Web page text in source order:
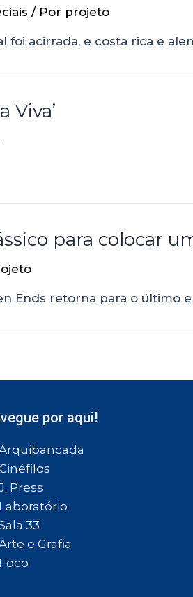
/ Por projeto
acirrada, e costa rica e
Viva’
para colocar
Ends retorna para o último
por aqui!
Press
Laboratório
33
e Grafia
Foco